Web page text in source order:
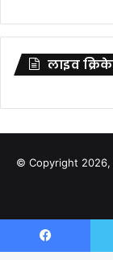
लाइव
© Copyright
Facebook